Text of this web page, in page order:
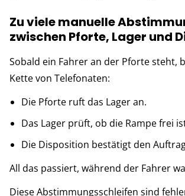
Zu viele manuelle
zwischen Pforte, Lager und
Sobald ein Fahrer an der Pforte steht,
Kette von Telefonaten:
Die Pforte ruft das Lager an.
Das Lager prüft, ob die Rampe frei
Die Disposition bestätigt den
All das passiert, während der Fahrer
Diese Abstimmungsschleifen sind